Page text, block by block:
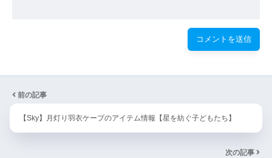
前の記事
【Sky】月灯り羽衣ケープのアイテム情報【星を紡ぐ子どもたち】
次の記事